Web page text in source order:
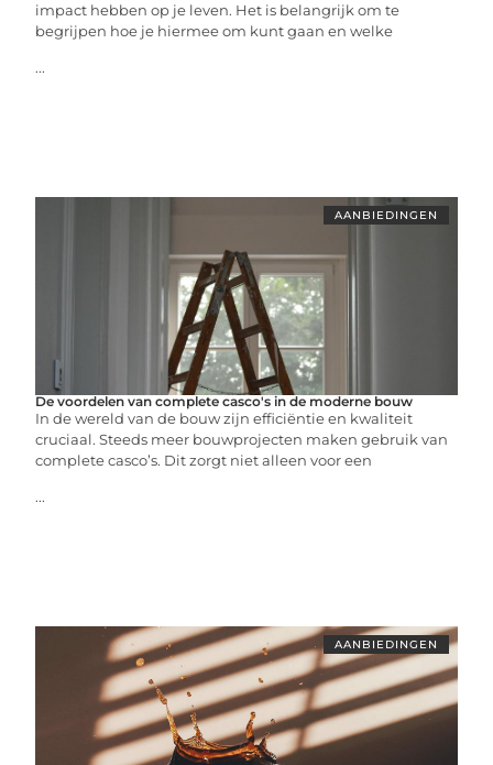
impact hebben op je leven. Het is belangrijk om te
begrijpen hoe je hiermee om kunt gaan en welke
...
AANBIEDINGEN
De voordelen van complete casco's in de moderne bouw
In de wereld van de bouw zijn efficiëntie en kwaliteit
cruciaal. Steeds meer bouwprojecten maken gebruik van
complete casco’s. Dit zorgt niet alleen voor een
...
AANBIEDINGEN